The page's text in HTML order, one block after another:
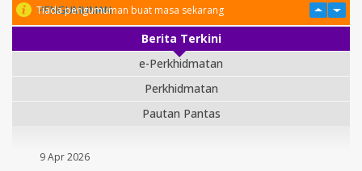
PENGUMUMAN
Tiada pengumuman buat masa sekarang
Berita Terkini
e-Perkhidmatan
Perkhidmatan
Pautan Pantas
9 Apr 2026